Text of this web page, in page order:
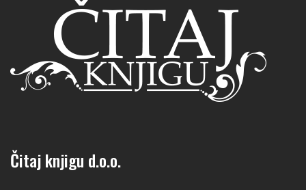
Čitaj knjigu d.o.o.